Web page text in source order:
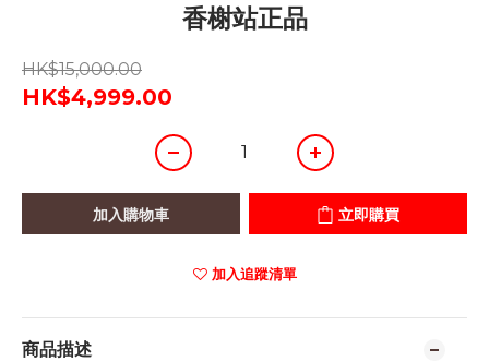
香榭站正品
HK$15,000.00
HK$4,999.00
加入購物車 立即購買
加入追蹤清單
商品描述